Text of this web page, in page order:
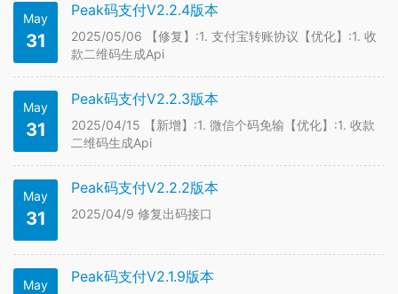
May
31
Peak码支付V2.2.4版本
2025/05/06 【修复】:1. 支付宝转账协议【优化】:1. 收
款二维码生成Api
May
31
Peak码支付V2.2.3版本
2025/04/15 【新增】:1. 微信个码免输【优化】:1. 收款
二维码生成Api
May
31
Peak码支付V2.2.2版本
2025/04/9 修复出码接口
May Peak码支付V2.1.9版本